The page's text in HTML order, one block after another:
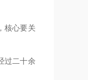
核心要关
过二十余